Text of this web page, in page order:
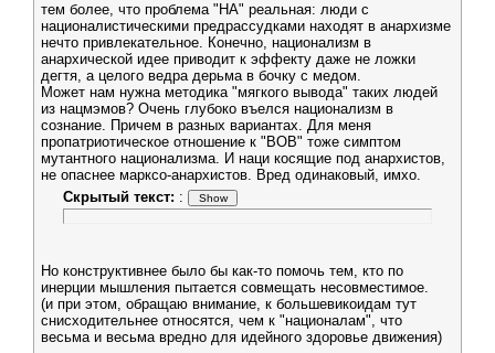
тем более, что проблема "НА" реальная: люди с
националистическими предрассудками находят в анархизме
нечто привлекательное. Конечно, национализм в
анархической идее приводит к эффекту даже не ложки
дегтя, а целого ведра дерьма в бочку с медом.
Может нам нужна методика "мягкого вывода" таких людей
из нацмэмов? Очень глубоко въелся национализм в
сознание. Причем в разных вариантах. Для меня
пропатриотическое отношение к "ВОВ" тоже симптом
мутантного национализма. И наци косящие под анархистов,
не опаснее марксо-анархистов. Вред одинаковый, имхо.
Скрытый текст: :
Но конструктивнее было бы как-то помочь тем, кто по
инерции мышления пытается совмещать несовместимое.
(и при этом, обращаю внимание, к большевикоидам тут
снисходительнее относятся, чем к "националам", что
весьма и весьма вредно для идейного здоровье движения)